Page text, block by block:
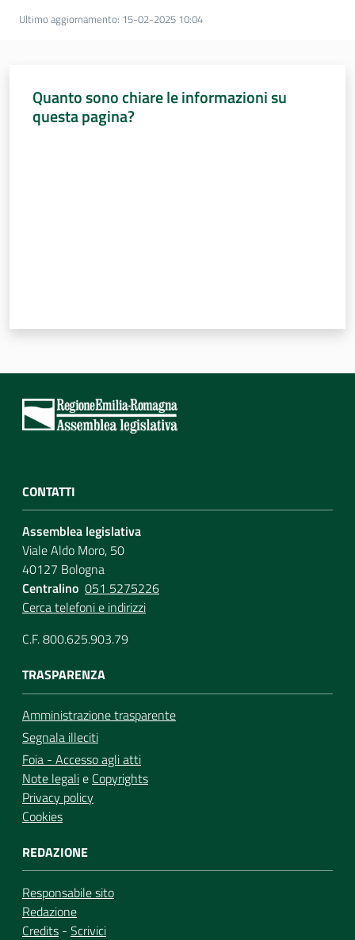
Per i media
Ultimo aggiornamento: 15-02-2025 10:04
Quanto sono chiare le informazioni su
questa pagina?
CONTATTI
Assemblea legislativa
Viale Aldo Moro, 50
40127 Bologna
Centralino 051 5275226
Cerca telefoni e indirizzi
C.F. 800.625.903.79
TRASPARENZA
Amministrazione trasparente
Segnala illeciti
Foia - Accesso agli atti
Note legalie Copyrights
Privacy policy
Cookies
REDAZIONE
Responsabile sito
Redazione
Credits - Scrivici